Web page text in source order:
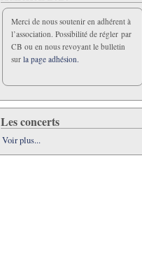
Merci de nous soutenir en adhérent à
l’association. Possibilité de régler par
CB ou en nous revoyant le bulletin
surla page adhésion.
Les concerts
Voir plus...